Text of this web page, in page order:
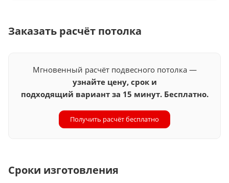
Заказать расчёт потолка
Мгновенный расчёт подвесного потолка —
узнайте цену, срок и
подходящий вариант за 15 минут. Бесплатно.
Получить расчёт бесплатно
Сроки изготовления